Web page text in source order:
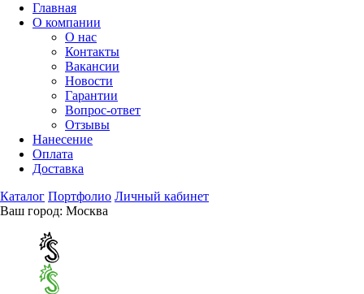
Главная
О компании
О нас
Контакты
Вакансии
Новости
Гарантии
Вопрос-ответ
Отзывы
Нанесение
Оплата
Доставка
Каталог Портфолио Личный кабинет
Ваш город: Москва